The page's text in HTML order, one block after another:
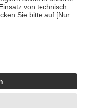
echte Bewertungen
künstlicher